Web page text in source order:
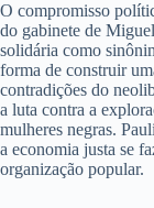
O compromisso
do gabinete de
solidária como
forma de construir
contradições do
a luta contra a
mulheres negras.
a economia justa se
organização popular.